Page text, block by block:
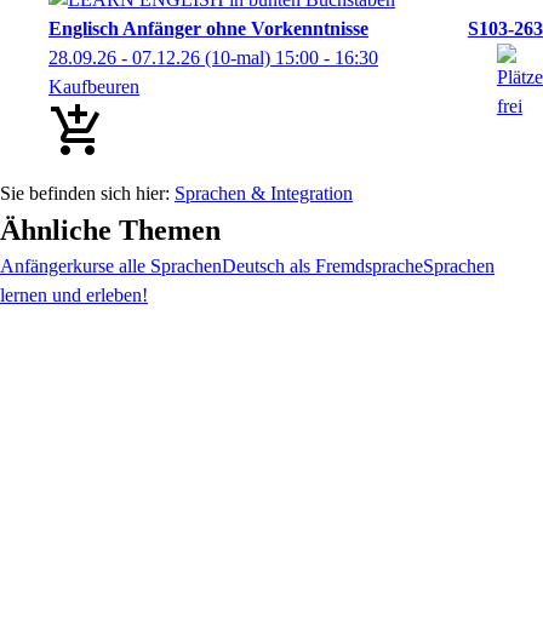
Englisch Anfänger ohne Vorkenntnisse
S103-263
28.09.26 - 07.12.26 (10-mal) 15:00 - 16:30
Kaufbeuren
Sprachen & Integration
Ähnliche Themen
Anfängerkurse alle SprachenDeutsch als FremdspracheSprachen
lernen und erleben!